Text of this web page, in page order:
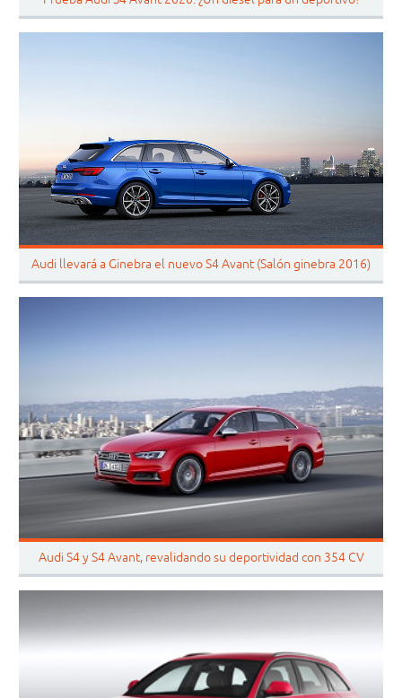
Audi llevará a Ginebra el nuevo S4 Avant (Salón ginebra 2016)
Audi S4 y S4 Avant, revalidando su deportividad con 354 CV